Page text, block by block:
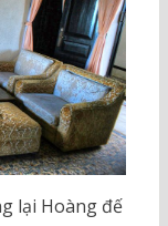
lại Hoàng đế